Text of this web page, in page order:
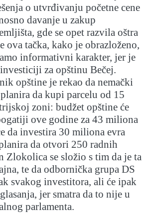
o utvrđivanju početne cene
davanje u zakup
gde se opet razvila oštra
ova tačka, kako je obrazloženo,
informativni karakter, jer je
za opštinu Bečej.
opštine je rekao da nemački
da kupi parcelu od 15
zoni: budžet opštine će
ove godine za 43 miliona
da investira 30 miliona evra
da otvori 250 radnih
Zlokolica se složio s tim da je ta
te da odbornička grupa DS
svakog investitora, ali će ipak
jer smatra da to nije u
parlamenta.